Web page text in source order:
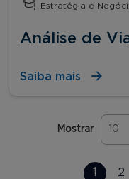
Estratégia e
Análise de
Saiba mais
Mostrar
1 2